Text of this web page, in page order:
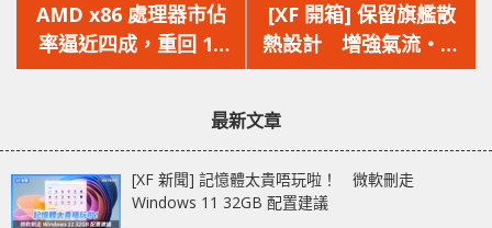
一
篇
文
AMD x86 處理器市佔
率逼近四成，重回 19
年前狀態
一
篇
文
[XF 開箱] 保留旗艦散
熱設計 增強氣流‧預
設超頻‧RGB
GeForce RTX 4070 Ti
最新文章
[XF 新聞] 記憶體太貴唔玩啦！ 微軟刪走
Windows 11 32GB 配置建議